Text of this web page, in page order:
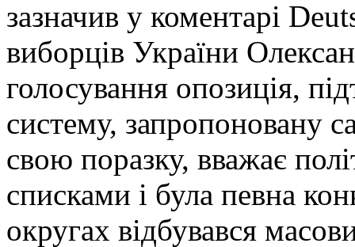
зазначив у коментарі
виборців України
голосування опозиція,
систему, запропоновану
свою поразку, вважає
списками і була певна
округах відбувався